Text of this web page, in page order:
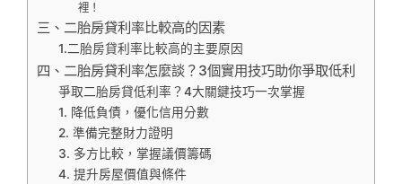
裡！
三、二胎房貸利率比較高的因素
1.二胎房貸利率比較高的主要原因
四、二胎房貸利率怎麼談？3個實用技巧助你爭取低利
爭取二胎房貸低利率？4大關鍵技巧一次掌握
1. 降低負債，優化信用分數
2. 準備完整財力證明
3. 多方比較，掌握議價籌碼
4. 提升房屋價值與條件